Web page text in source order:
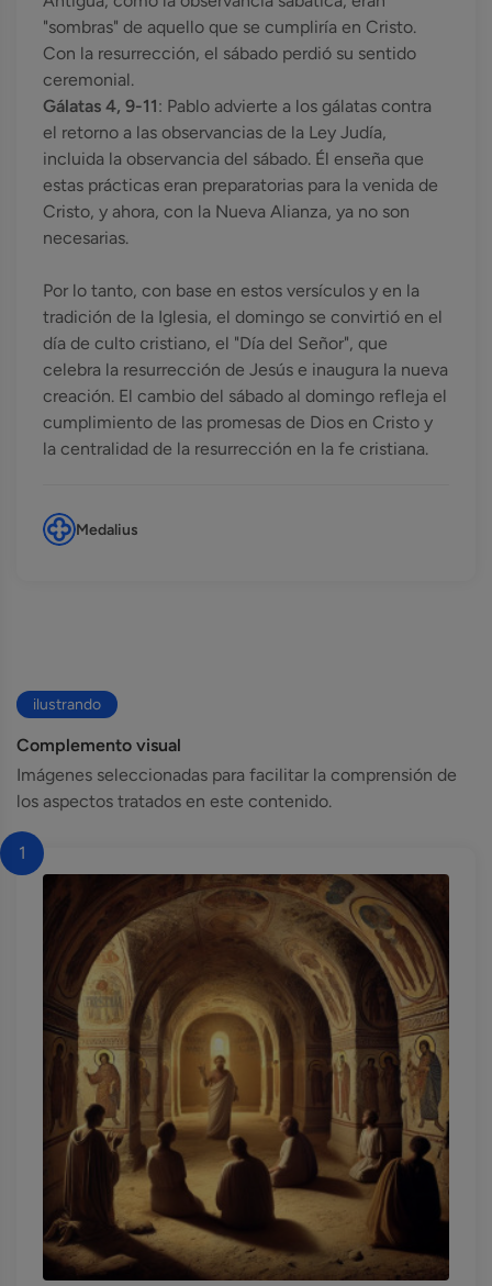
"sombras" de aquello que se cumpliría en Cristo.
Con la resurrección, el sábado perdió su sentido
ceremonial.
Gálatas 4, 9-11: Pablo advierte a los gálatas contra
el retorno a las observancias de la Ley Judía,
incluida la observancia del sábado. Él enseña que
estas prácticas eran preparatorias para la venida de
Cristo, y ahora, con la Nueva Alianza, ya no son
necesarias.
Por lo tanto, con base en estos versículos y en la
tradición de la Iglesia, el domingo se convirtió en el
día de culto cristiano, el "Día del Señor", que
celebra la resurrección de Jesús e inaugura la nueva
creación. El cambio del sábado al domingo refleja el
cumplimiento de las promesas de Dios en Cristo y
la centralidad de la resurrección en la fe cristiana.
Medalius
ilustrando
Complemento visual
Imágenes seleccionadas para facilitar la comprensión de
los aspectos tratados en este contenido.
1